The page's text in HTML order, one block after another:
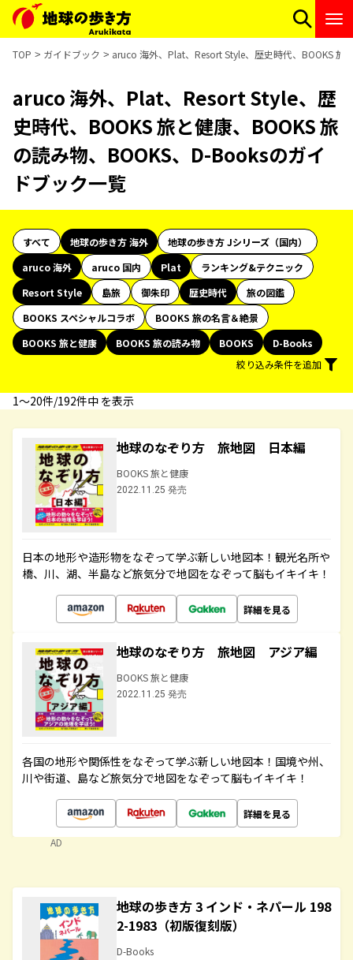
TOP ガイドブック aruco 海外、Plat、Resort Style、歴史時代、BOOKS 旅
aruco 海外、Plat、Resort Style、歴
史時代、BOOKS 旅と健康、BOOKS 旅
の読み物、BOOKS、D-Booksのガイ
ドブック一覧
すべて 地球の歩き方 海外
地球の歩き方 Jシリーズ（国内）
aruco 海外
aruco 国内 Plat
ランキング&テクニック
Resort Style
島旅 御朱印 歴史時代
旅の図鑑
BOOKS スペシャルコラボ
BOOKS 旅の名言＆絶景
BOOKS 旅と健康
BOOKS 旅の読み物 BOOKS
D-Books
絞り込み条件を追加
1〜20件/192件中 を表示
地球のなぞり方 旅地図 日本編
BOOKS 旅と健康
2022.11.25 発売
日本の地形や造形物をなぞって学ぶ新しい地図本！観光名所や
橋、川、湖、半島など旅気分で地図をなぞって脳もイキイキ！
詳細を見る
地球のなぞり方 旅地図 アジア編
BOOKS 旅と健康
2022.11.25 発売
各国の地形や関係性をなぞって学ぶ新しい地図本！国境や州、
川や街道、島など旅気分で地図をなぞって脳もイキイキ！
詳細を見る
AD
地球の歩き方 3 インド・ネパール 198
2-1983（初版復刻版）
D-Books